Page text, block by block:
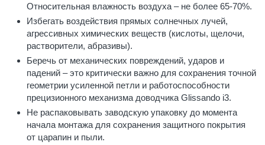
Относительная влажность воздуха – не более 65-70%.
Избегать воздействия прямых солнечных лучей,
агрессивных химических веществ (кислоты, щелочи,
растворители, абразивы).
Беречь от механических повреждений, ударов и
падений – это критически важно для сохранения точной
геометрии усиленной петли и работоспособности
прецизионного механизма доводчика Glissando i3.
Не распаковывать заводскую упаковку до момента
начала монтажа для сохранения защитного покрытия
от царапин и пыли.